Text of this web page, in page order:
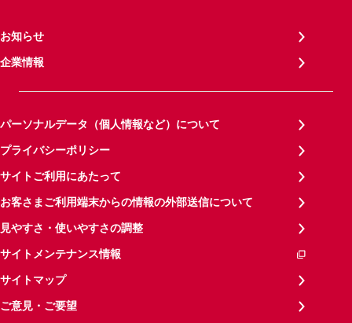
お知らせ
企業情報
パーソナルデータ（個人情報など）について
プライバシーポリシー
サイトご利用にあたって
お客さまご利用端末からの情報の外部送信について
見やすさ・使いやすさの調整
サイトメンテナンス情報
サイトマップ
ご意見・ご要望